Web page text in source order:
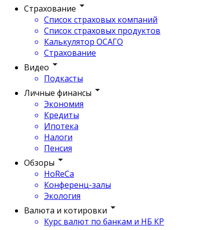
Страхование
Список страховых компаний
Список страховых продуктов
Калькулятор ОСАГО
Страхование
Видео
Подкасты
Личные финансы
Экономия
Кредиты
Ипотека
Налоги
Пенсия
Обзоры
HoReCa
Конференц-залы
Экология
Валюта и котировки
Курс валют по банкам и НБ КР